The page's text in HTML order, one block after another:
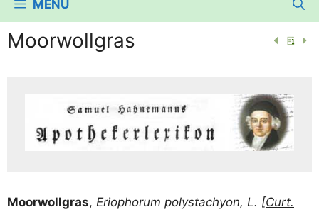
MENÜ
Moorwollgras
Moor­woll­gras, Erio­phorum polystach­yon, L. [Curt.